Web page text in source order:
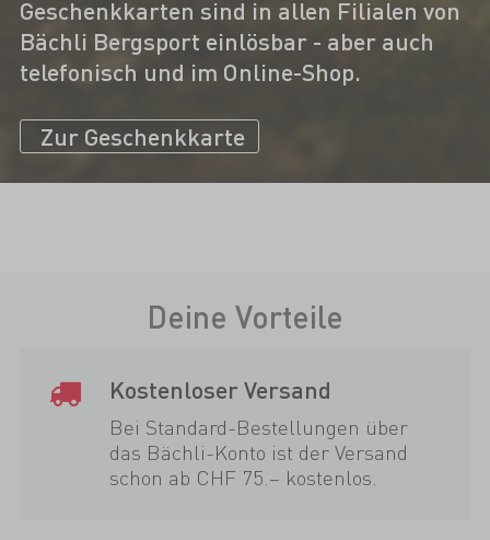
Geschenkkarten sind in allen Filialen von
Bächli Bergsport einlösbar - aber auch
telefonisch und im Online-Shop.
Zur Geschenkkarte
Deine Vorteile
Kostenloser Versand
Bei Standard-Bestellungen über
das Bächli-Konto ist der Versand
schon ab CHF 75.– kostenlos.